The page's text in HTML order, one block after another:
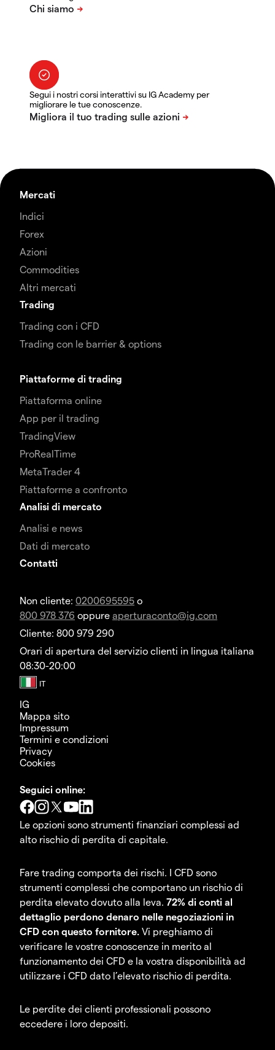
Segui i nostri corsi interattivi su IG Academy per
migliorare le tue conoscenze.
Mercati
Indici
Forex
Azioni
Commodities
Altri mercati
Trading
Trading con i CFD
Trading con le barrier & options
Piattaforme di trading
Piattaforma online
App per il trading
TradingView
ProRealTime
MetaTrader 4
Piattaforme a confronto
Analisi di mercato
Analisi e news
Dati di mercato
Contatti
Non cliente: 0200695595 o
800 978 376 oppure aperturaconto@ig.com
Cliente: 800 979 290
Orari di apertura del servizio clienti in lingua italiana
08:30-20:00
IG
Mappa sito
Impressum
Termini e condizioni
Privacy
Cookies
Seguici online:
Le opzioni sono strumenti finanziari complessi ad
alto rischio di perdita di capitale.
Fare trading comporta dei rischi. I CFD sono
strumenti complessi che comportano un rischio di
perdita elevato dovuto alla leva. 72% di conti al
dettaglio perdono denaro nelle negoziazioni in
CFD con questo fornitore. Vi preghiamo di
verificare le vostre conoscenze in merito al
funzionamento dei CFD e la vostra disponibilità ad
utilizzare i CFD dato l’elevato rischio di perdita.
Le perdite dei clienti professionali possono
eccedere i loro depositi.